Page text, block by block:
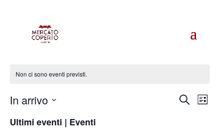
lettura delle carte
Non ci sono eventi previsti.
Cerca Lista
In arrivo
la
Ultimi eventi | Eventi